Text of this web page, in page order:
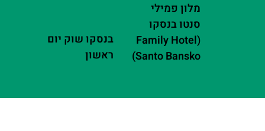
מלון פמילי
סנטו בנסקו
(Family Hotel
Santo Bansko)
בנסקו שוק יום
ראשון